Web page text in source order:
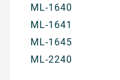
ML-1640
ML-1641
ML-1645
ML-2240